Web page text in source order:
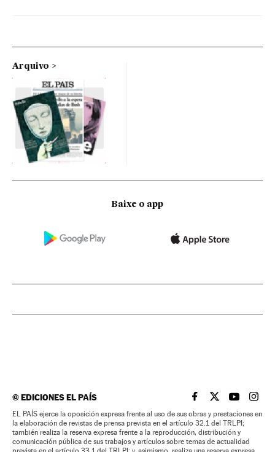
Arquivo
Baixe o app
©EDICIONES EL PAÍS EL PAÍS BRASIL EN
EL PAÍSEL PAÍS
EL
EL PAÍS ejerce la oposición expresa frente al uso de sus obras y prestaciones en
la elaboración de revistas de prensa prevista en el artículo 32.1 del TRLPI;
también realiza la reserva expresa frente a la reproducción, distribución y
comunicación pública de sus trabajos y artículos sobre temas de actualidad